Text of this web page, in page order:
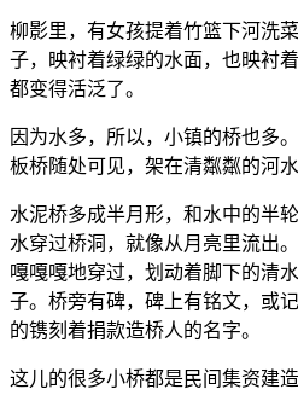
柳影里，有女孩提着竹篮下河洗
子，映衬着绿绿的水面，也映衬
都变得活泛了。
因为水多，所以，小镇的桥也多
板桥随处可见，架在清粼粼的河
水泥桥多成半月形，和水中的半
水穿过桥洞，就像从月亮里流出
嘎嘎嘎地穿过，划动着脚下的清
子。桥旁有碑，碑上有铭文，或
的镌刻着捐款造桥人的名字。
这儿的很多小桥都是民间集资建